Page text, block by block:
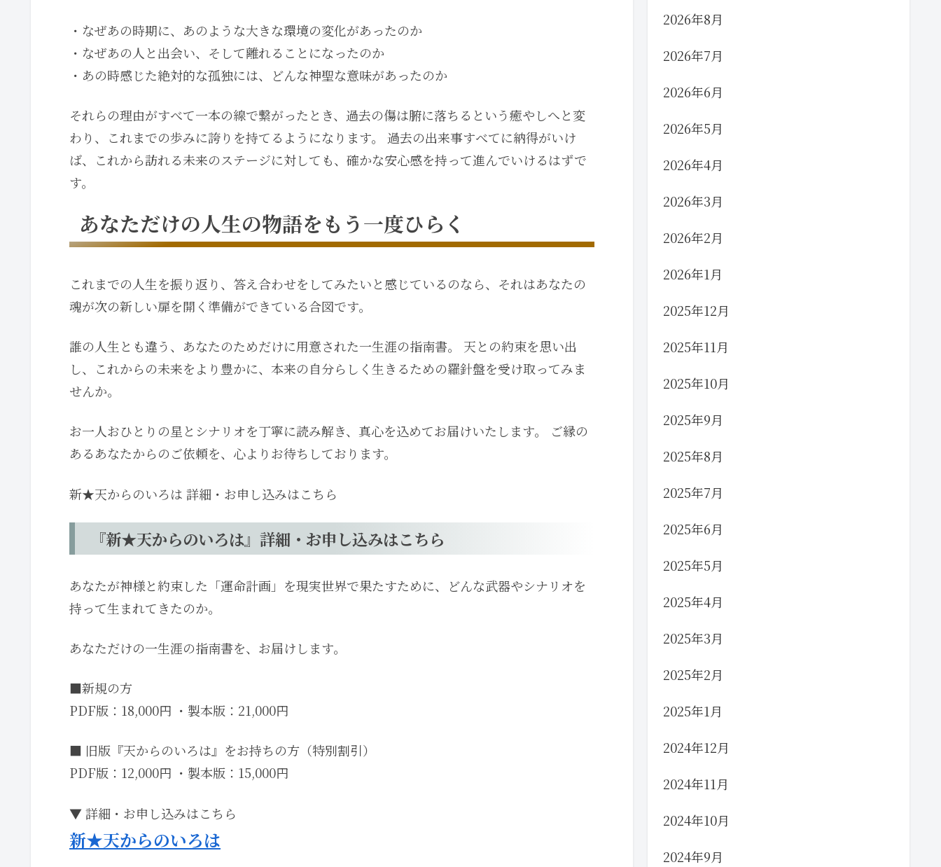
・なぜあの時期に、あのような大きな環境の変化があったのか
・なぜあの人と出会い、そして離れることになったのか
・あの時感じた絶対的な孤独には、どんな神聖な意味があったのか
それらの理由がすべて一本の線で繋がったとき、過去の傷は腑に落ちるという癒やしへと変
わり、これまでの歩みに誇りを持てるようになります。 過去の出来事すべてに納得がいけ
ば、これから訪れる未来のステージに対しても、確かな安心感を持って進んでいけるはずで
す。
あなただけの人生の物語をもう一度ひらく
これまでの人生を振り返り、答え合わせをしてみたいと感じているのなら、それはあなたの
魂が次の新しい扉を開く準備ができている合図です。
誰の人生とも違う、あなたのためだけに用意された一生涯の指南書。 天との約束を思い出
し、これからの未来をより豊かに、本来の自分らしく生きるための羅針盤を受け取ってみま
せんか。
お一人おひとりの星とシナリオを丁寧に読み解き、真心を込めてお届けいたします。 ご縁の
あるあなたからのご依頼を、心よりお待ちしております。
新★天からのいろは 詳細・お申し込みはこちら
『新★天からのいろは』詳細・お申し込みはこちら
あなたが神様と約束した「運命計画」を現実世界で果たすために、どんな武器やシナリオを
持って生まれてきたのか。
あなただけの一生涯の指南書を、お届けします。
■新規の方
PDF版：18,000円 ・製本版：21,000円
■ 旧版『天からのいろは』をお持ちの方（特別割引）
PDF版：12,000円 ・製本版：15,000円
▼ 詳細・お申し込みはこちら
新★天からのいろは
2026年8月
2026年7月
2026年6月
2026年5月
2026年4月
2026年3月
2026年2月
2026年1月
2025年12月
2025年11月
2025年10月
2025年9月
2025年8月
2025年7月
2025年6月
2025年5月
2025年4月
2025年3月
2025年2月
2025年1月
2024年12月
2024年11月
2024年10月
2024年9月